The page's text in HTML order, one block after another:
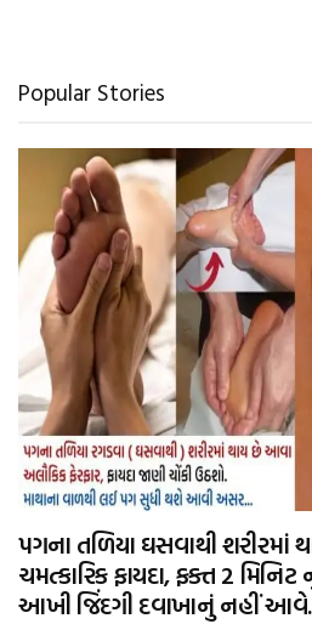
Popular Stories
પગના તળિયા ઘસવાથી શરીરમાં
ચમત્કારિક ફાયદા, ફક્ત 2 મિનિટ
આખી જિંદગી દવાખાનું નહીં આવે.